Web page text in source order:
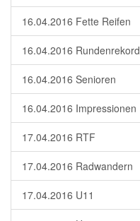
16.04.2016 Fette Reifen
16.04.2016 Rundenrekord
16.04.2016 Senioren
16.04.2016 Impressionen
17.04.2016 RTF
17.04.2016 Radwandern
17.04.2016 U11